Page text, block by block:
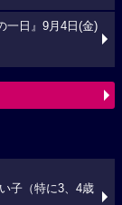
一日』9月4日(金)
子（特に3、4歳